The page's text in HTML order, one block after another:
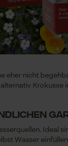
eher nicht
Ideal
Wasser
Econda
Fact-
Prestatie en